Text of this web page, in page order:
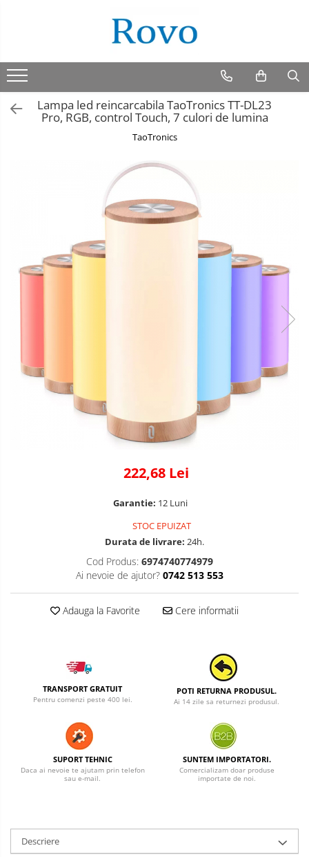
Lampa led reincarcabila TaoTronics TT-DL23
Pro, RGB, control Touch, 7 culori de lumina
TaoTronics
222,68 Lei
Garantie: 12 Luni
STOC EPUIZAT
Durata de livrare: 24h.
Cod Produs: 6974740774979
Ai nevoie de ajutor? 0742 513 553
Adauga la Favorite Cere informatii
TRANSPORT GRATUIT
Pentru comenzi peste 400 lei.
POTI RETURNA PRODUSUL.
Ai 14 zile sa returnezi produsul.
SUPORT TEHNIC
Daca ai nevoie te ajutam prin telefon
sau e-mail.
SUNTEM IMPORTATORI.
Comercializam doar produse
importate de noi.
Descriere